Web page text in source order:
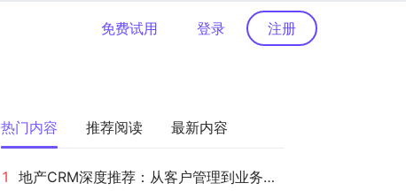
免费试用 登录 注册
热门内容 推荐阅读 最新内容
地产CRM深度推荐：从客户管理到业务增长的数字化引擎